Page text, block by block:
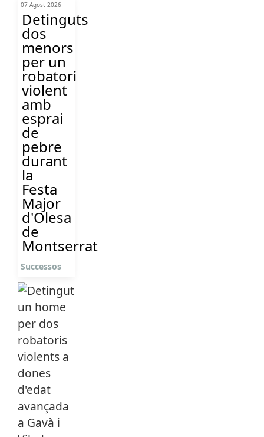
07 Agost 2026
Detinguts
dos
menors
per un
robatori
violent
amb
esprai
de
pebre
durant
la
Festa
Major
d'Olesa
de
Montserrat
Successos